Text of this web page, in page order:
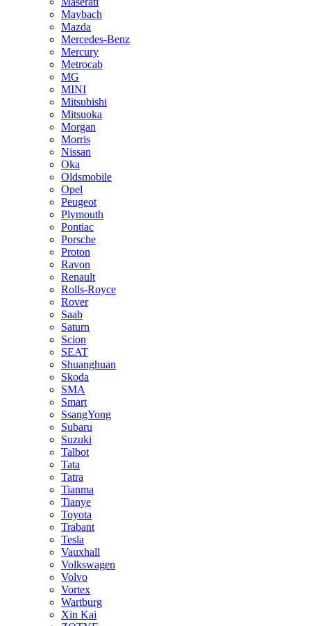
Maybach
Mazda
Mercedes-Benz
Mercury
Metrocab
MG
MINI
Mitsubishi
Mitsuoka
Morgan
Morris
Nissan
Oka
Oldsmobile
Opel
Peugeot
Plymouth
Pontiac
Porsche
Proton
Ravon
Renault
Rolls-Royce
Rover
Saab
Saturn
Scion
SEAT
Shuanghuan
Skoda
SMA
Smart
SsangYong
Subaru
Suzuki
Talbot
Tata
Tatra
Tianma
Tianye
Toyota
Trabant
Tesla
Vauxhall
Volkswagen
Volvo
Vortex
Wartburg
Xin Kai